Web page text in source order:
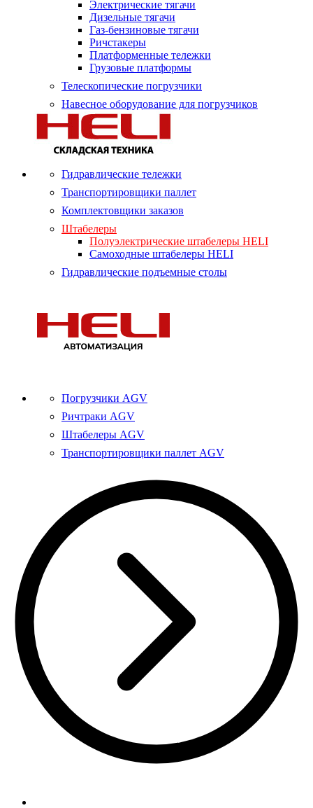
Электрические тягачи
Дизельные тягачи
Газ-бензиновые тягачи
Ричстакеры
Платформенные тележки
Грузовые платформы
Телескопические погрузчики
Навесное оборудование для погрузчиков
Гидравлические тележки
Транспортировщики паллет
Комплектовщики заказов
Штабелеры
Полуэлектрические штабелеры HELI
Самоходные штабелеры HELI
Гидравлические подъемные столы
Погрузчики AGV
Ричтраки AGV
Штабелеры AGV
Транспортировщики паллет AGV